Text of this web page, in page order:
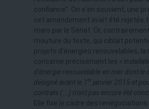
confiance". On s’en souvient, une
cet amendement avait été rejetée
mars par le Sénat. Or,
mouture du texte, qui ciblait
projets d'énergies renouvelables, la
concerne précisément les
«
d'énergie renouvelable en mer dont le
désigné avant le 1
janvier 2015 et
contrats (...) n'ont pas encore été
Elle fixe le cadre des